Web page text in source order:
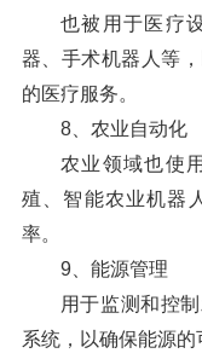
也被用于医疗
器、手术机器人等
的医疗服务。
8、农业自动化
农业领域也使
殖、智能农业机器
率。
9、能源管理
用于监测和控
系统，以确保能源的